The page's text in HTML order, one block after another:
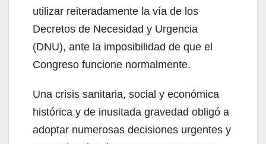
utilizar reiteradamente la vía de los
Decretos de Necesidad y Urgencia
(DNU), ante la imposibilidad de que el
Congreso funcione normalmente.
Una crisis sanitaria, social y económica
histórica y de inusitada gravedad obligó a
adoptar numerosas decisiones urgentes y